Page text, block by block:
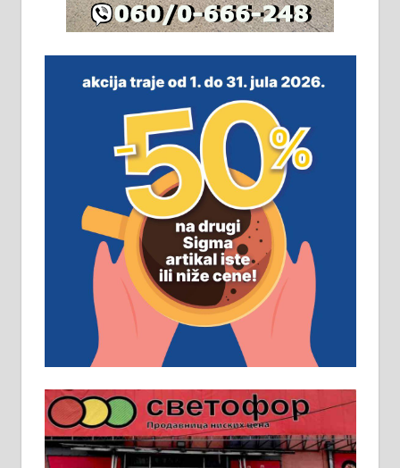
На продају легализована, нова,
м2 са плацем од 8 ари у Зеленом
виру у Алексинцу. Могућа
замена. 064/21-63-584
ПОСЛОВНИ ОГЛАСИ
Рудник и флотација Рудник
д.о.о. Рудник запошљава 20
помоћника рудара. Услови:
Основна школа, пожељно радно
искуство на истим и сличним
пословима, али не и неопходан
услов. Обезбеђен смештај,
превоз, исхрана. 032/57-41-122 –
локал 22
Пружам услуге завршних радова
у грађевини, хидроизолације и
молерских радова. 061/25-28-058